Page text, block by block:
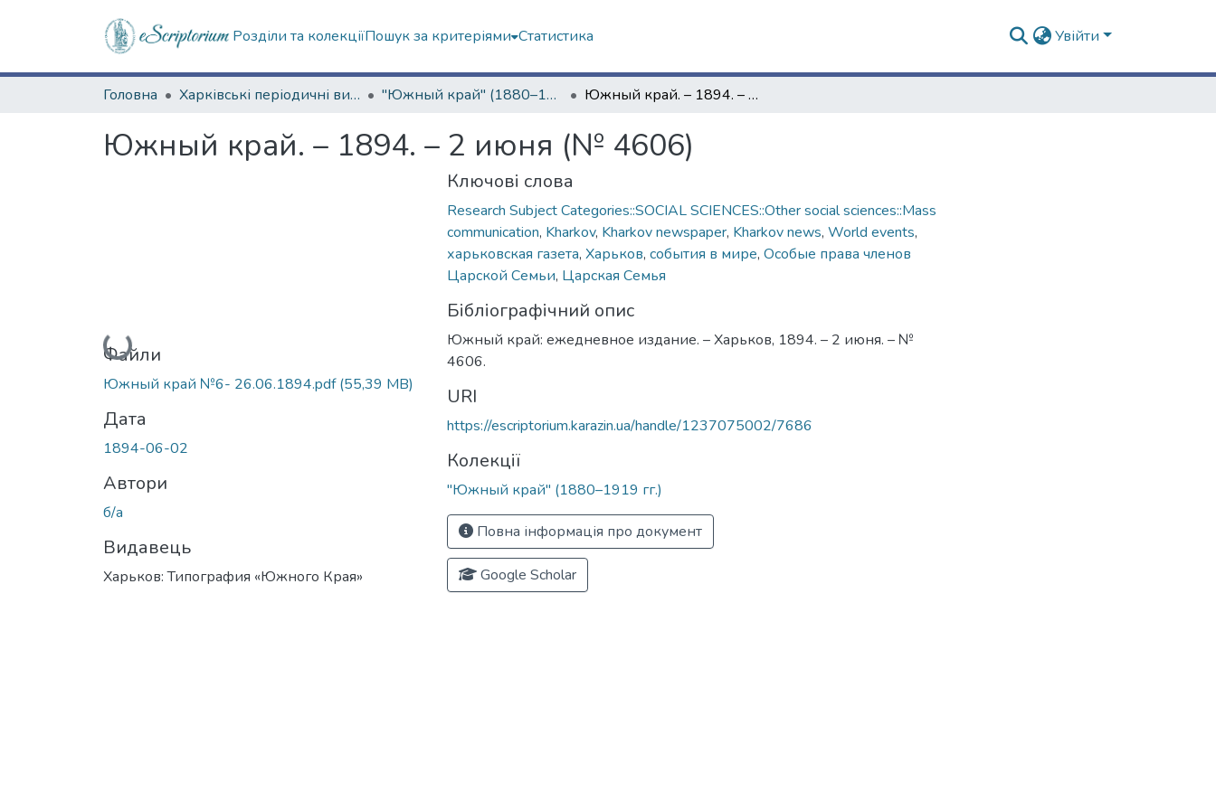
Розділи та колекціїПошук за критеріями Статистика Увійти
Головна Харківські періодичні видання "Южный край" (1880–1919 гг.) Южный край. – 1894. – 2 июня (№ 4606)
Южный край. – 1894. – 2 июня (№ 4606)
Вантажиться...
Файли
Южный край №6- 26.06.1894.pdf(55,39 MB)
Дата
1894-06-02
Автори
б/а
Видавець
Харьков: Типография «Южного Края»
Ключові слова
Research Subject Categories::SOCIAL SCIENCES::Other social sciences::Mass
communication, Kharkov, Kharkov newspaper, Kharkov news, World events,
харьковская газета, Харьков, события в мире, Особые права членов
Царской Семьи, Царская Семья
Бібліографічний опис
Южный край: ежедневное издание. – Харьков, 1894. – 2 июня. – №
4606.
URI
https://escriptorium.karazin.ua/handle/1237075002/7686
Колекції
"Южный край" (1880–1919 гг.)
Повна інформація про документ
Google Scholar